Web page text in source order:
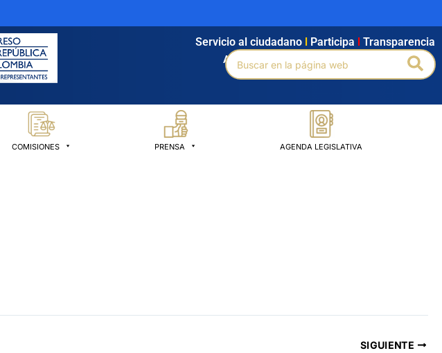
Agendamiento Intranet Búsqueda avanzada
Servicio al ciudadano Participa Transparencia
Buscar
por:
COMISIONES PRENSA AGENDA LEGISLATIVA
SIGUIENTE